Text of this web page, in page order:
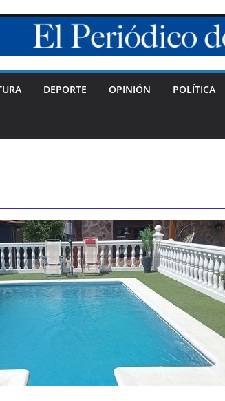
DEPORTE OPINIÓN POLÍTICA